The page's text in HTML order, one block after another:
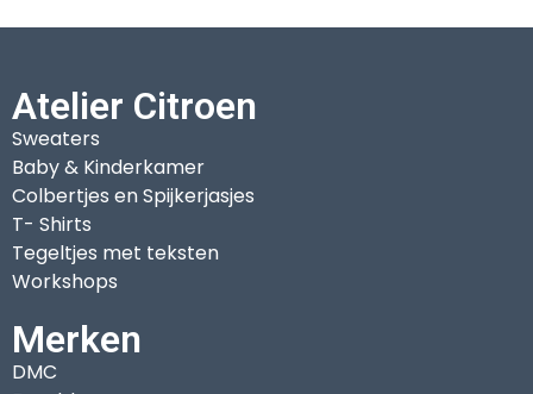
Atelier Citroen
Sweaters
Baby & Kinderkamer
Colbertjes en Spijkerjasjes
T- Shirts
Tegeltjes met teksten
Workshops
Merken
DMC